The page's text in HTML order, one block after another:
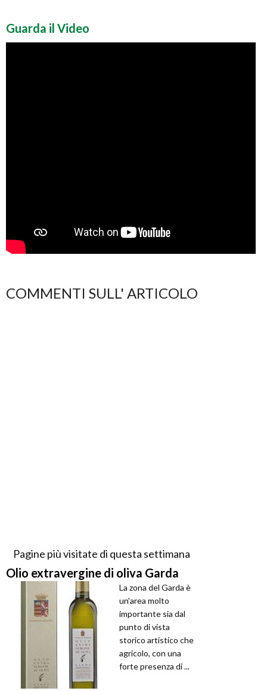
Guarda il Video
COMMENTI SULL' ARTICOLO
Pagine più visitate di questa settimana
Olio extravergine di oliva Garda
La zona del Garda è
un'area molto
importante sia dal
punto di vista
storico artistico che
agricolo, con una
forte presenza di ...